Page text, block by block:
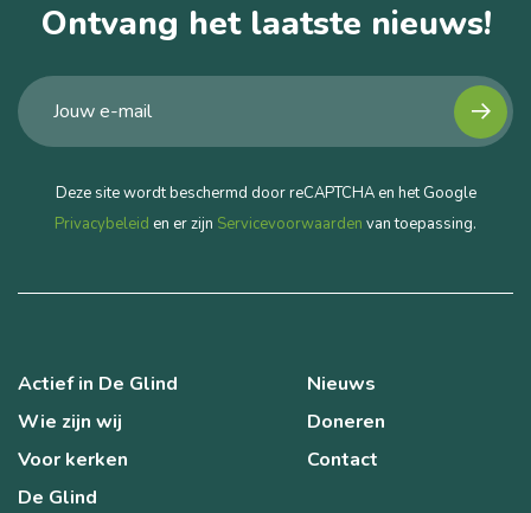
Ontvang het laatste nieuws!
Deze site wordt beschermd door reCAPTCHA en het Google
Privacybeleid en er zijn Servicevoorwaarden van toepassing.
Actief in De Glind
Wie zijn wij
Voor kerken
De Glind
Nieuws
Doneren
Contact